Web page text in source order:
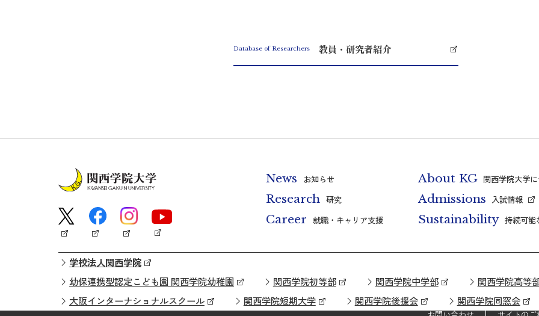
Database of Researchers 教員・研究者紹介
News お知らせ About KG 関西学院大学
Research 研究 Admissions 入試情報
Career 就職・キャリア支援 Sustainability 持続可能
学校法人関西学院
幼保連携型認定こども園 関西学院幼稚園
関西学院初等部 関西学院中学部 関西学院高等
大阪インターナショナルスクール
関西学院短期大学 関西学院後援会 関西学院同窓会